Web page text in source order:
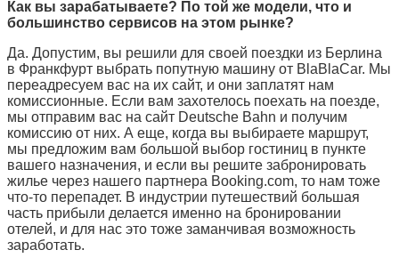
Как вы зарабатываете? По той же модели, что и
большинство сервисов на этом рынке?
Да. Допустим, вы решили для своей поездки из Берлина
в Франкфурт выбрать попутную машину от BlaBlaCar. Мы
переадресуем вас на их сайт, и они заплатят нам
комиссионные. Если вам захотелось поехать на поезде,
мы отправим вас на сайт Deutsche Bahn и получим
комиссию от них. А еще, когда вы выбираете маршрут,
мы предложим вам большой выбор гостиниц в пункте
вашего назначения, и если вы решите забронировать
жилье через нашего партнера Booking.com, то нам тоже
что-то перепадет. В индустрии путешествий большая
часть прибыли делается именно на бронировании
отелей, и для нас это тоже заманчивая возможность
заработать.